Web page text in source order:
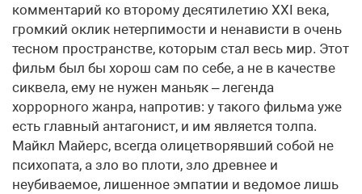
комментарий ко второму десятилетию ХХI века,
громкий оклик нетерпимости и ненависти в очень
тесном пространстве, которым стал весь мир. Этот
фильм был бы хорош сам по себе, а не в качестве
сиквела, ему не нужен маньяк – легенда
хоррорного жанра, напротив: у такого фильма уже
есть главный антагонист, и им является толпа.
Майкл Майерс, всегда олицетворявший собой не
психопата, а зло во плоти, зло древнее и
неубиваемое, лишенное эмпатии и ведомое лишь